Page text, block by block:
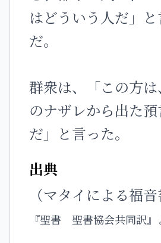
はどういう人だ」
だ。
群衆は、「この方
のナザレから出た
だ」と言った。
出典
（マタイによる福音
『聖書 聖書協会共同訳』